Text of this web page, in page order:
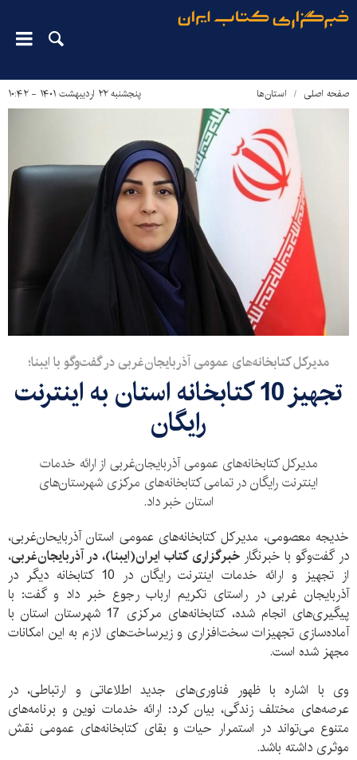
صفحه اصلی استان‌ها پنجشنبه ۲۲ اردیبهشت ۱۴۰۱ - ۱۰:۴۲
مدیرکل کتابخانه‌های عمومی آذربایجان‌غربی در گفت‌وگو با ایبنا؛
تجهیز 10 کتابخانه‌ استان به اینترنت
رایگان
مدیرکل کتابخانه‌های عمومی آذربایجان‌غربی از ارائه خدمات
اینترنت رایگان در تمامی کتابخانه‌های مرکزی شهرستان‌های
استان خبر داد.
خدیجه معصومی، مدیرکل کتابخانه‌های عمومی استان آذربایحان‌غربی،
در گفت‌وگو با خبرنگارخبرگزاری کتاب ایران‌(ایبنا)، در آذربایجان‌غربی،
از تجهیز و ارائه خدمات اینترنت رایگان در 10 کتابخانه دیگر در
آذربایجان‌ غربی در راستای تکریم ارباب رجوع خبر داد و گفت: با
پیگیری‌های انجام شده، کتابخانه‌های مرکزی 17 شهرستان استان با
آماده‌سازی تجهیزات سخت‌افزاری و زیرساخت‌های لازم به این امکانات
مجهز شده است.
وی با اشاره با ظهور فناوری‌های جدید اطلاعاتی و ارتباطی، در
عرصه‌های مختلف زندگی، بیان کرد: ارائه خدمات نوین و برنامه‌های
متنوع می‌تواند در استمرار حیات و بقای کتابخانه‌های عمومی نقش
موثری داشته باشد.